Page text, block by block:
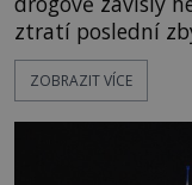
ztratí poslední
po silnicích ve
řetězu. Vše
následně
momentem se
ZOBRAZIT VÍCE